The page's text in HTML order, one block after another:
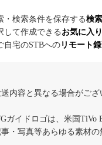
・検索条件を保存する検
して作成できる お気に入
自宅のSTBへの リモート
内容と異なる場合がござ
ガイドロゴは、米国
・写真等あらゆる素材の